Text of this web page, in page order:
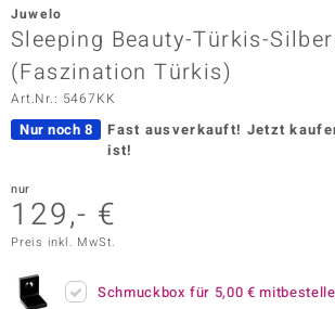
Vogue
Juwelo
Sleeping Beauty-Türkis-
(Faszination Türkis)
Art.Nr.: 5467KK
Nur noch 8 Fast ausverkauft! Jetzt
ist!
nur
129,- €
Preis inkl. MwSt.
Schmuckbox für 5,00 €